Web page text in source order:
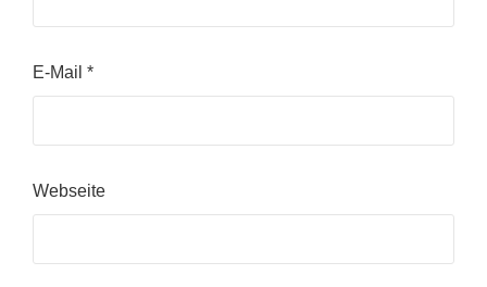
E-Mail *
Webseite